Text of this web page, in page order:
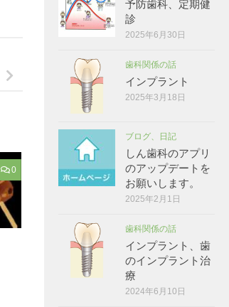
0
予防歯科、定期健
診
2025年6月30日
歯科関係の話
インプラント
2025年3月18日
ブログ、日記
しん歯科のアプリ
のアップデートを
お願いします。
2025年2月1日
歯科関係の話
インプラント、歯
のインプラント治
療
2024年6月10日